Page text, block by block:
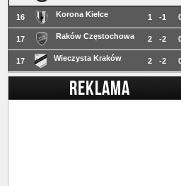
16 Korona Kielce 1 -1
17 Raków Częstochowa 2 -2
17 Wieczysta Kraków 2 -2
REKLAMA